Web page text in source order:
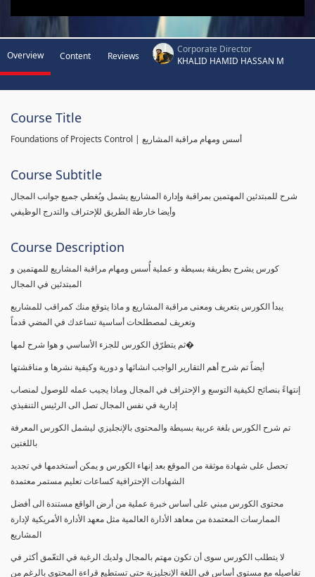
Overview Content Reviews
Corporate Director
KHALID HAMID HASSAN M
Course Title
Foundations of Projects Control | أسس ومهام مراقبة المشاريع
Course Subtitle
شرح للمبتدئين المهتمين بمراقبة وإدارة المشاريع يشمل ويُغطي جميع جوانب المجال
وأيضا خارطة الطريق للإحتراف والتدرج الوظيفي
Course Description
كورس يشرح بطريقة بسيطة و عملية أُسس ومهام مراقبة المشاريع للمهتمين و
المبتدئين في المجال
يبدأ الكورس بتعريف ومعنى مراقبة المشاريع و ماذا يتوقع منك كمراقب للمشاريع
وتعريف لمصطلحات أساسية تساعدك في المضي قدماً
ثم يتطرّق الكورس للجزء الأساسي و هوا شرح لمها�
أيضاً تم شرح أهم التقارير الواجب انشائها و دورية وكيفية نشرها و مناقشتها
إنتهاءً بنصائح لكيفية التوسع و الإحتراف في المجال وماذا يجيب عمله للوصول لمنصاب
إدارية في نفس المجال تصل الى الرئيس التنفيذي
تم شرح الكورس بلغة عربية بسيطة والمحتوى بالإنجليزي ليشمل الكورس المعرفة
باللغتين
تحصل على شهادة موثقة من الموقع بعد إنهاء الكورس و يمكن أستخدمها في تجديد
الشهادات الإحترافية كساعات تعليم مستمر معتمدة
محتوى الكورس مبني على أساس خبرة عملية من أرض الواقع مستندة الى أفضل
الممارسات المعتمدة من معاهد الأدارة العالمية مثل معهد الأدارة الأمريكية لإدارة
المشاريع
لا يتطلب الكورس سوى أن تكون مهتم بالمجال ولديك الرغبة في التعّمق أكثر في
تفاصيله مع مستوى أساس في اللغة الإنجليزية حتى تستطيع قراءة المحتوى بالرغم من